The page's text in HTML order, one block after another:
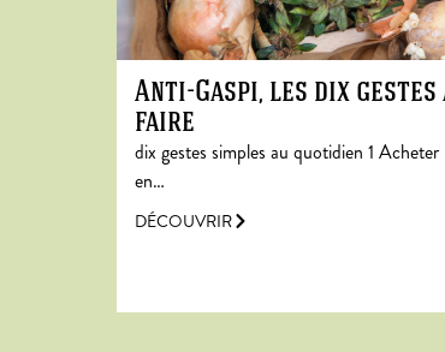
Anti-Gaspi, les dix gestes
faire
dix gestes simples au quotidien 1 Acheter
en…
DÉCOUVRIR